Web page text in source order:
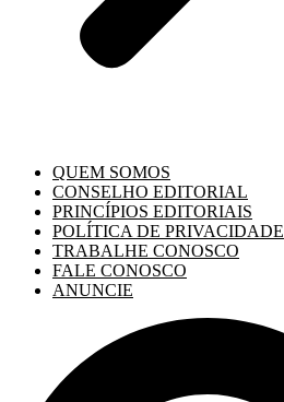
QUEM SOMOS
CONSELHO EDITORIAL
PRINCÍPIOS EDITORIAIS
POLÍTICA DE PRIVACIDADE
TRABALHE CONOSCO
FALE CONOSCO
ANUNCIE